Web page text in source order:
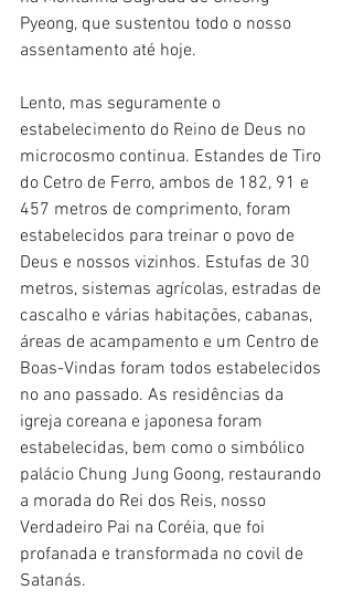
Pyeong, que sustentou todo o nosso
assentamento até hoje.
Lento, mas seguramente o
estabelecimento do Reino de Deus no
microcosmo continua. Estandes de Tiro
do Cetro de Ferro, ambos de 182, 91 e
457 metros de comprimento, foram
estabelecidos para treinar o povo de
Deus e nossos vizinhos. Estufas de 30
metros, sistemas agrícolas, estradas de
cascalho e várias habitações, cabanas,
áreas de acampamento e um Centro de
Boas-Vindas foram todos estabelecidos
no ano passado. As residências da
igreja coreana e japonesa foram
estabelecidas, bem como o simbólico
palácio Chung Jung Goong, restaurando
a morada do Rei dos Reis, nosso
Verdadeiro Pai na Coréia, que foi
profanada e transformada no covil de
Satanás.